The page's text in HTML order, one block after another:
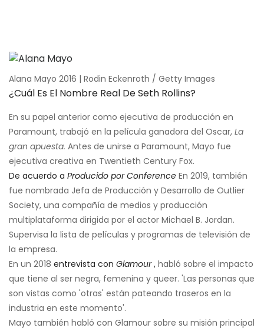
Alana Mayo 2016 | Rodin Eckenroth / Getty Images
¿Cuál Es El Nombre Real De Seth Rollins?
En su papel anterior como ejecutiva de producción en
Paramount, trabajó en la película ganadora del Oscar, La
gran apuesta. Antes de unirse a Paramount, Mayo fue
ejecutiva creativa en Twentieth Century Fox.
De acuerdo a Producido por Conference En 2019, también
fue nombrada Jefa de Producción y Desarrollo de Outlier
Society, una compañía de medios y producción
multiplataforma dirigida por el actor Michael B. Jordan.
Supervisa la lista de películas y programas de televisión de
la empresa.
En un 2018 entrevista con Glamour, habló sobre el impacto
que tiene al ser negra, femenina y queer. 'Las personas que
son vistas como 'otras' están pateando traseros en la
industria en este momento'.
Mayo también habló con Glamour sobre su misión principal